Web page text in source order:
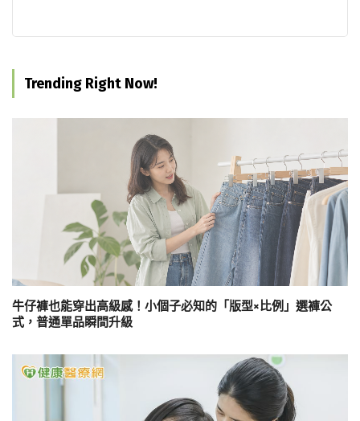
Trending Right Now!
牛仔褲也能穿出高級感！小個子必知的「版型×比例」選褲公
式，普通單品瞬間升級